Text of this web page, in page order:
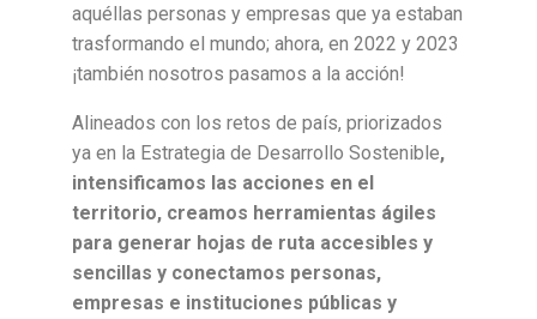
aquéllas personas y empresas que ya estaban
trasformando el mundo; ahora, en 2022 y 2023
¡también nosotros pasamos a la acción!
Alineados con los retos de país, priorizados
ya en la Estrategia de Desarrollo Sostenible,
intensificamos las acciones en el
territorio, creamos herramientas ágiles
para generar hojas de ruta accesibles y
sencillas y conectamos personas,
empresas e instituciones públicas y